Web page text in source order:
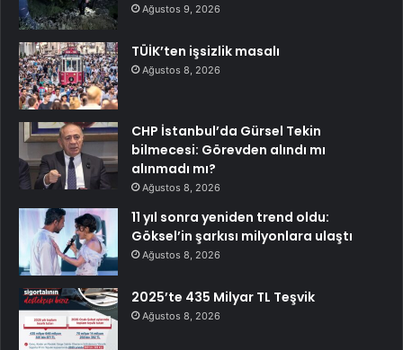
Ağustos 9, 2026
TÜİK’ten işsizlik masalı
Ağustos 8, 2026
CHP İstanbul’da Gürsel Tekin
bilmecesi: Görevden alındı mı
alınmadı mı?
Ağustos 8, 2026
11 yıl sonra yeniden trend oldu:
Göksel’in şarkısı milyonlara ulaştı
Ağustos 8, 2026
2025’te 435 Milyar TL Teşvik
Ağustos 8, 2026